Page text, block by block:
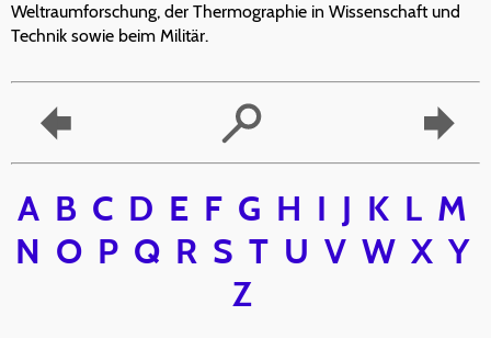
Weltraumforschung, der Thermographie in Wissenschaft und
Technik sowie beim Militär.
A B C D E F G H I J K L M
N O P Q R S T U V W X Y
Z